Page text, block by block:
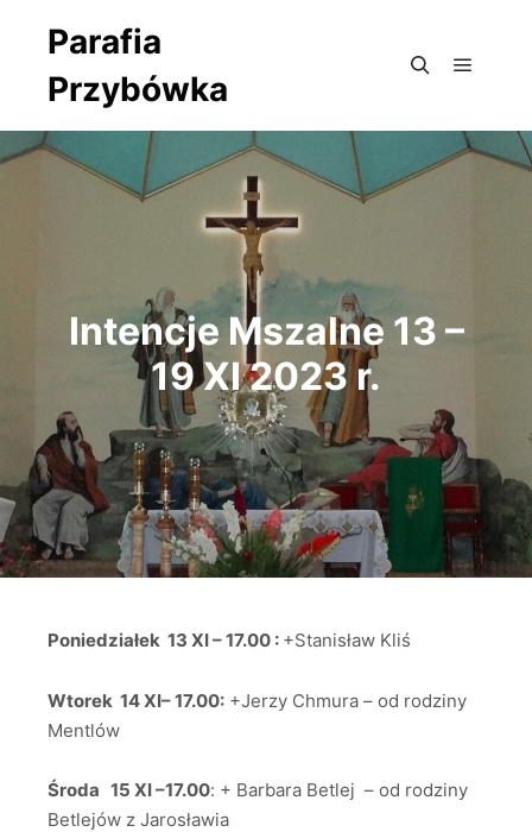
Parafia
Przybówka
Intencje Mszalne 13 –
19 XI 2023 r.
Poniedziałek 13 XI – 17.00 : +Stanisław Kliś
Wtorek 14 XI– 17.00: +Jerzy Chmura – od rodziny
Mentlów
Środa 15 XI –17.00: + Barbara Betlej – od rodziny
Betlejów z Jarosławia